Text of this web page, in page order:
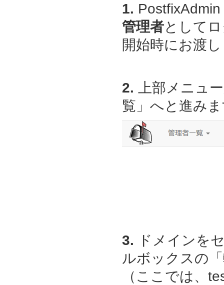
1. PostfixAdmin
管理者として
開始時にお渡
2. 上部メニュ
覧」へと進み
3. ドメインを
ルボックスの
（ここでは、